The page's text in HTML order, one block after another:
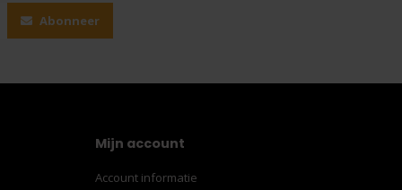
Abonneer
Mijn account
Account informatie